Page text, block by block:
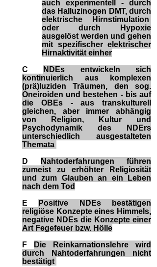
auch experimentell - durch
das Halluzinogen DMT, durch
elektrische Hirnstimulation
oder durch Hypoxie
ausgelöst werden und gehen
mit spezifischer elektrischer
Hirnaktivität einher
C
NDEs entwickeln sich
kontinuierlich aus komplexen
(prä)luziden Träumen, den sog.
Oneiroiden und bestehen - bis auf
die OBEs - aus transkulturell
gleichen, aber immer abhängig
von Religion, Kultur und
Psychodynamik des NDErs
unterschiedlich ausgestalteten
Themata
D
Nahtoderfahrungen führen
zumeist zu erhöhter Religiosität
und zum Glauben an ein Leben
nach dem Tod
E
Positive NDEs bestätigen
religiöse Konzepte eines Himmels,
negative NDEs die Konzepte einer
Art Fegefeuer bzw. Hölle
F
Die Reinkarnationslehre wird
durch Nahtoderfahrungen nicht
bestätigt